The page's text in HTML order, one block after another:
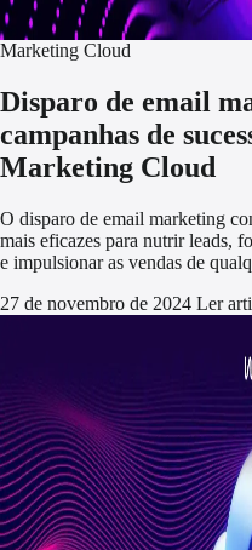
Marketing Cloud
Disparo de email
campanhas de
Marketing Cloud
O disparo de email marketing
mais eficazes para nutrir leads,
e impulsionar as vendas de
27 de novembro de 2024 Ler